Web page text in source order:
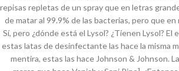
repisas repletas de un spray que en letras
de matar al 99.9% de las bacterias, pero que
Sí, pero ¿dónde está el Lysol? ¿Tienen Lysol?
estas latas de desinfectante las hace la misma
mentira, estas las hace Johnson & Johnson.